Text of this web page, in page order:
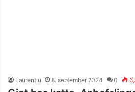
Laurentiu 8. september 2024 0